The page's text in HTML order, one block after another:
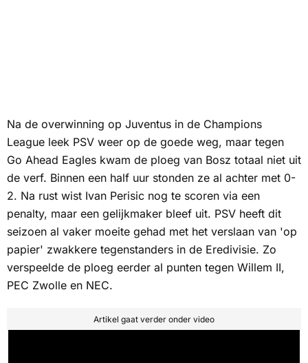
Na de overwinning op Juventus in de Champions
League leek PSV weer op de goede weg, maar tegen
Go Ahead Eagles kwam de ploeg van Bosz totaal niet uit
de verf. Binnen een half uur stonden ze al achter met 0-
2. Na rust wist Ivan Perisic nog te scoren via een
penalty, maar een gelijkmaker bleef uit. PSV heeft dit
seizoen al vaker moeite gehad met het verslaan van 'op
papier' zwakkere tegenstanders in de Eredivisie. Zo
verspeelde de ploeg eerder al punten tegen Willem II,
PEC Zwolle en NEC.
Artikel gaat verder onder video